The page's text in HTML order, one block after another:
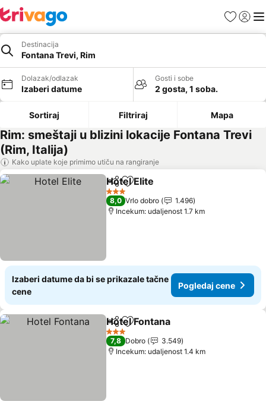
FavoritiPrijavi
Destinacija
Fontana Trevi, Rim
Dolazak/odlazak
Izaberi datume
Gosti i sobe
2 gosta, 1 soba.
Sortiraj Filtriraj Mapa
Rim: smeštaji u blizini lokacije Fontana Trevi
(Rim, Italija)
Kako uplate koje primimo utiču na rangiranje
Deli Dodati u favorite
Hotel Elite
3 Zvezdice
8,0 Vrlo dobro
1.496
Incekum: udaljenost 1.7 km
Izaberi datume da bi se prikazale tačne
cene
Pogledaj cene
Deli Dodati u favorite
Hotel Fontana
3 Zvezdice
7,8 Dobro
3.549
Incekum: udaljenost 1.4 km